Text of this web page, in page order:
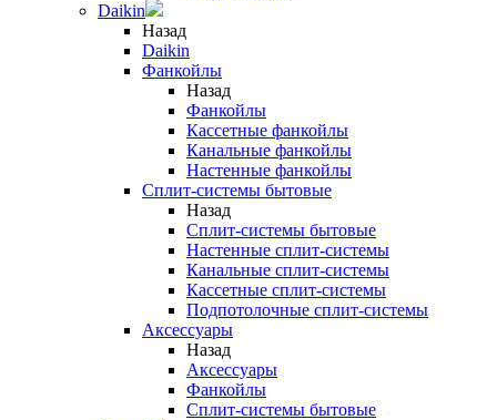
Daikin
Назад
Daikin
Фанкойлы
Назад
Фанкойлы
Кассетные фанкойлы
Канальные фанкойлы
Настенные фанкойлы
Сплит-системы бытовые
Назад
Сплит-системы бытовые
Настенные сплит-системы
Канальные сплит-системы
Кассетные сплит-системы
Подпотолочные сплит-системы
Аксессуары
Назад
Аксессуары
Фанкойлы
Сплит-системы бытовые